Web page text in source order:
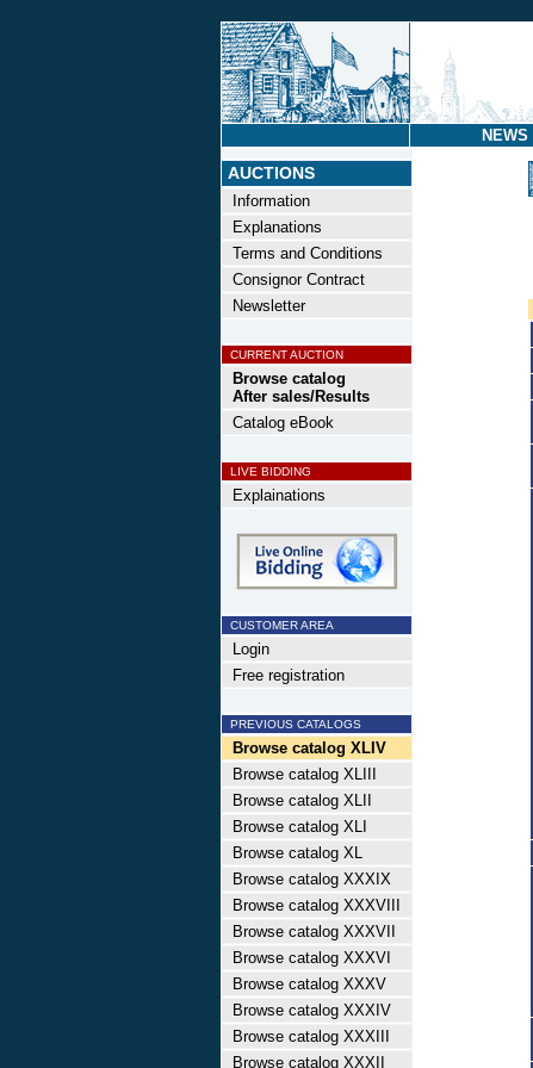
NEWS
AUCTIONS
Information
Explanations
Terms and Conditions
Consignor Contract
Newsletter
CURRENT AUCTION
Browse catalog
After sales/Results
Catalog eBook
LIVE BIDDING
Explainations
CUSTOMER AREA
Login
Free registration
PREVIOUS CATALOGS
Browse catalog XLIV
Browse catalog XLIII
Browse catalog XLII
Browse catalog XLI
Browse catalog XL
Browse catalog XXXIX
Browse catalog XXXVIII
Browse catalog XXXVII
Browse catalog XXXVI
Browse catalog XXXV
Browse catalog XXXIV
Browse catalog XXXIII
Browse catalog XXXII